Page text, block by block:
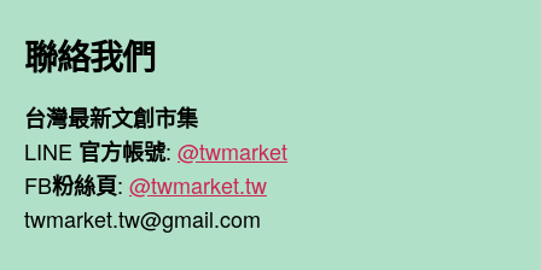
聯絡我們
台灣最新文創市集
LINE 官方帳號: @twmarket
FB粉絲頁: @twmarket.tw
twmarket.tw@gmail.com